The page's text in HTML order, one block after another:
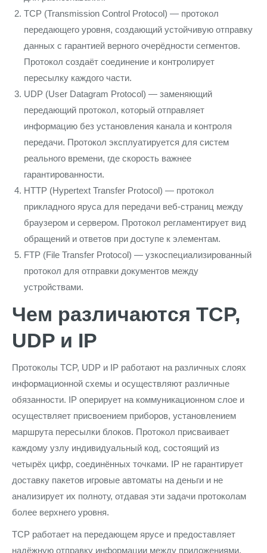
TCP (Transmission Control Protocol) — протокол
передающего уровня, создающий устойчивую отправку
данных с гарантией верного очерёдности сегментов.
Протокол создаёт соединение и контролирует
пересылку каждого части.
UDP (User Datagram Protocol) — заменяющий
передающий протокол, который отправляет
информацию без установления канала и контроля
передачи. Протокол эксплуатируется для систем
реального времени, где скорость важнее
гарантированности.
HTTP (Hypertext Transfer Protocol) — протокол
прикладного яруса для передачи веб-страниц между
браузером и сервером. Протокол регламентирует вид
обращений и ответов при доступе к элементам.
FTP (File Transfer Protocol) — узкоспециализированный
протокол для отправки документов между
устройствами.
Чем различаются TCP,
UDP и IP
Протоколы TCP, UDP и IP работают на различных слоях
информационной схемы и осуществляют различные
обязанности. IP оперирует на коммуникационном слое и
осуществляет присвоением приборов, установлением
маршрута пересылки блоков. Протокол присваивает
каждому узлу индивидуальный код, состоящий из
четырёх цифр, соединённых точками. IP не гарантирует
доставку пакетов игровые автоматы на деньги и не
анализирует их полноту, отдавая эти задачи протоколам
более верхнего уровня.
TCP работает на передающем ярусе и предоставляет
надёжную отправку информации между приложениями.